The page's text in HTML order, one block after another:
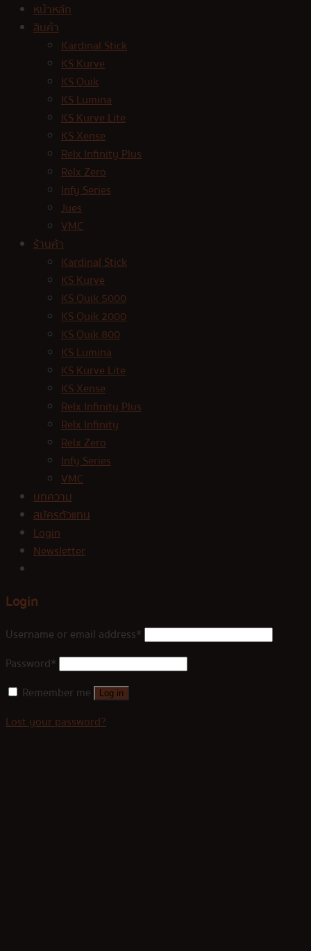
หน้าหลัก
สินค้า
Kardinal Stick
KS Kurve
KS Quik
KS Lumina
KS Kurve Lite
KS Xense
Relx Infinity Plus
Relx Zero
Infy Series
Jues
VMC
ร้านค้า
Kardinal Stick
KS Kurve
KS Quik 5000
KS Quik 2000
KS Quik 800
KS Lumina
KS Kurve Lite
KS Xense
Relx Infinity Plus
Relx Infinity
Relx Zero
Infy Series
VMC
บทความ
สมัครตัวแทน
Login
Newsletter
Login
Username or email address*
Password*
Remember me
Log in
Lost your password?